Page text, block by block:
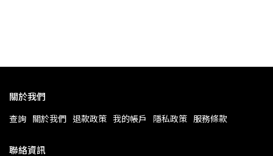
關於我們
查詢 關於我們 退款政策 我的帳戶 隱私政策 服務條款
聯絡資訊